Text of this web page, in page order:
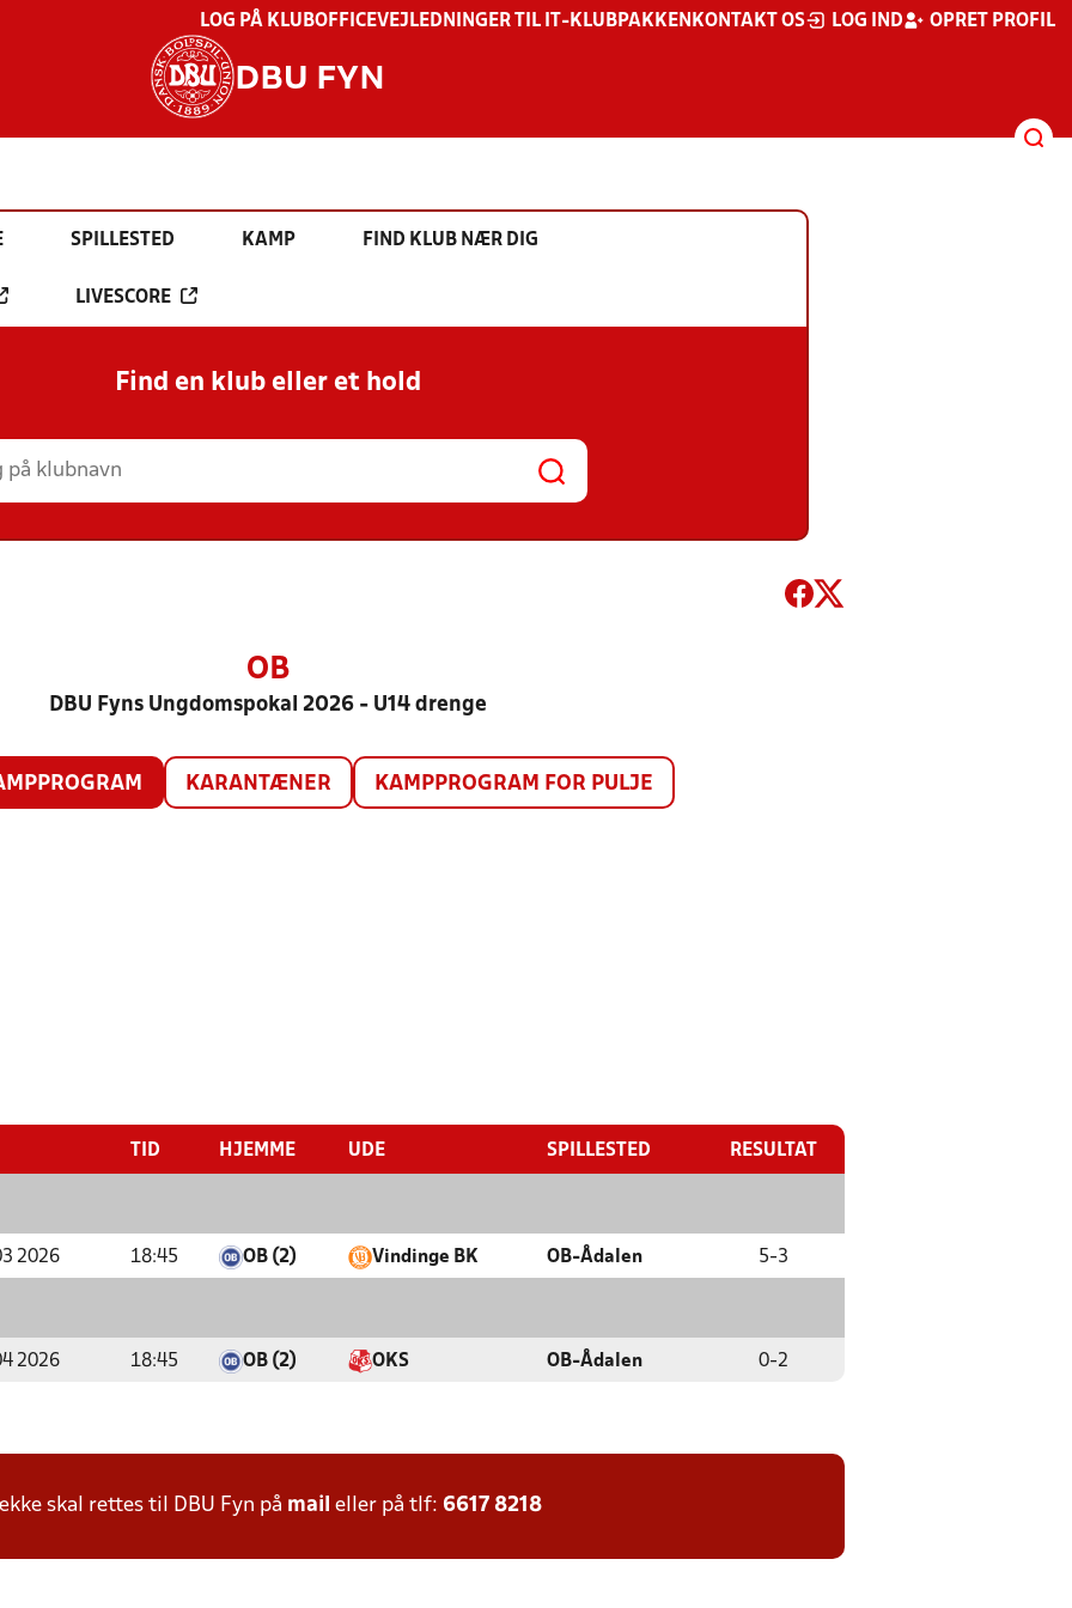
LOG PÅ KLUBOFFICEVEJLEDNINGER TIL IT-KLUBPAKKEN KONTAKT OS LOG IND OPRET PROFIL
DBU FYN
SPILLESTED KAMP FIND KLUB NÆR DIG
LIVESCORE
Find en klub eller et hold
OB
DBU Fyns Ungdomspokal 2026 - U14 drenge
KARANTÆNER KAMPPROGRAM FOR PULJE
TID HJEMME UDE SPILLESTED RESULTAT
2026 18:45 OB (2) Vindinge BK OB-Ådalen 5-3
2026 18:45 OB (2) OKS OB-Ådalen 0-2
skal rettes til DBU Fyn på mail eller på tlf: 6617 8218